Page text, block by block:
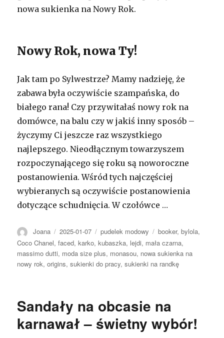
nowa sukienka na Nowy Rok.
Nowy Rok, nowa Ty!
Jak tam po Sylwestrze? Mamy nadzieję, że
zabawa była oczywiście szampańska, do
białego rana! Czy przywitałaś nowy rok na
domówce, na balu czy w jakiś inny sposób –
życzymy Ci jeszcze raz wszystkiego
najlepszego. Nieodłącznym towarzyszem
rozpoczynającego się roku są noworoczne
postanowienia. Wśród tych najczęściej
wybieranych są oczywiście postanowienia
dotyczące schudnięcia. W czołówce …
Autor
Joana Opublikowano
2025-01-07 Kategorie
pudelek modowy Tagi
booker,bylola,
Coco Chanel,faced,karko,kubaszka, lejdi, mała czarna,
massimo dutti, moda size plus, monasou, nowa sukienka na
nowy rok,origins,sukienki do pracy,sukienki na randkę
Sandały na obcasie na
karnawał – świetny wybór!